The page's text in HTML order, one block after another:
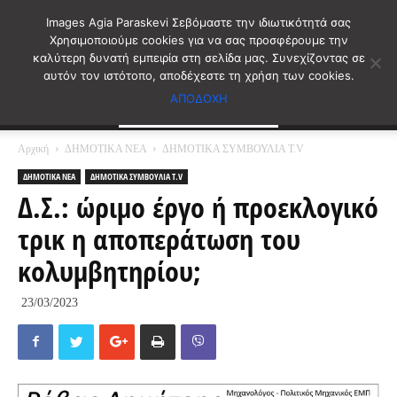
Αρχική ΔΗΜΟΤΙΚΑ ΝΕΑ ΔΗΜΟΤΙΚΑ ΣΥΜΒΟΥΛΙΑ T.V
ΔΗΜΟΤΙΚΑ ΝΕΑ ΔΗΜΟΤΙΚΑ ΣΥΜΒΟΥΛΙΑ T.V
Δ.Σ.: ώριμο έργο ή προεκλογικό
τρικ η αποπεράτωση του
κολυμβητηρίου;
23/03/2023
Images Agia Paraskevi Σεβόμαστε την ιδιωτικότητά σας
Χρησιμοποιούμε cookies για να σας προσφέρουμε την
καλύτερη δυνατή εμπειρία στη σελίδα μας. Συνεχίζοντας σε
αυτόν τον ιστότοπο, αποδέχεστε τη χρήση των cookies.
ΑΠΟΔΟΧΗ